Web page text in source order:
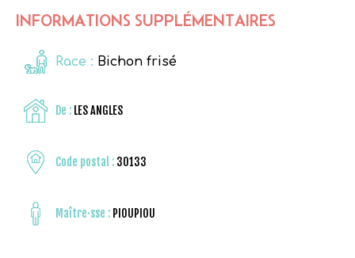
INFORMATIONS SUPPLÉMENTAIRES
Race : Bichon frisé
De : LES ANGLES
Code postal : 30133
Maître·sse : PIOUPIOU